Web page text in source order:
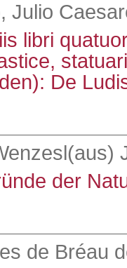
Julio
libri
De
der
de Bréau